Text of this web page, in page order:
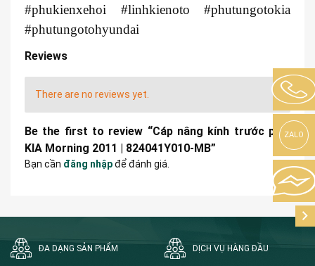
#phukienxehoi #linhkienoto #phutungotokia
#phutungotohyundai
Reviews
There are no reviews yet.
Be the first to review “Cáp nâng kính trước phải
KIA Morning 2011 | 824041Y010-MB”
Bạn cần đăng nhậpđể đánh giá.
ĐA DẠNG SẢN PHẨM DỊCH VỤ HÀNG ĐẦU
ZALO